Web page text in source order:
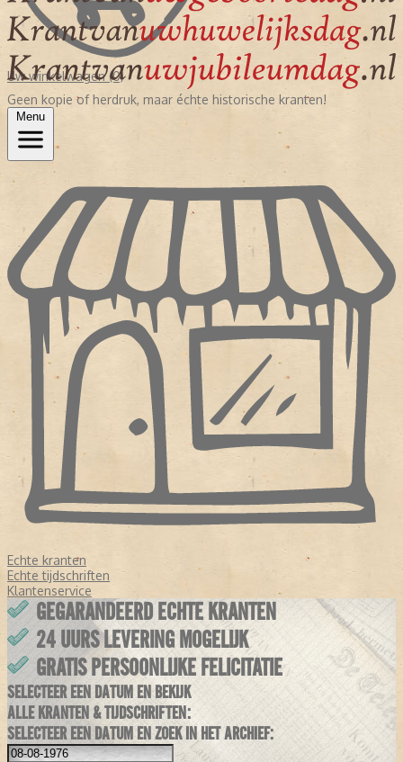
Uw winkelwagen (0)
Geen kopie of herdruk, maar échte historische kranten!
Menu
Echte kranten
Echte tijdschriften
Klantenservice
GEGARANDEERD ECHTE KRANTEN
24 UURS LEVERING MOGELIJK
GRATIS PERSOONLIJKE FELICITATIE
SELECTEER EEN DATUM EN BEKIJK
ALLE KRANTEN & TIJDSCHRIFTEN:
SELECTEER EEN DATUM EN ZOEK IN HET ARCHIEF: